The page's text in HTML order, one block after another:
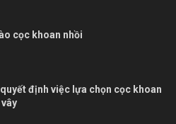
cọc khoan nhồi
định việc lựa chọn cọc khoan